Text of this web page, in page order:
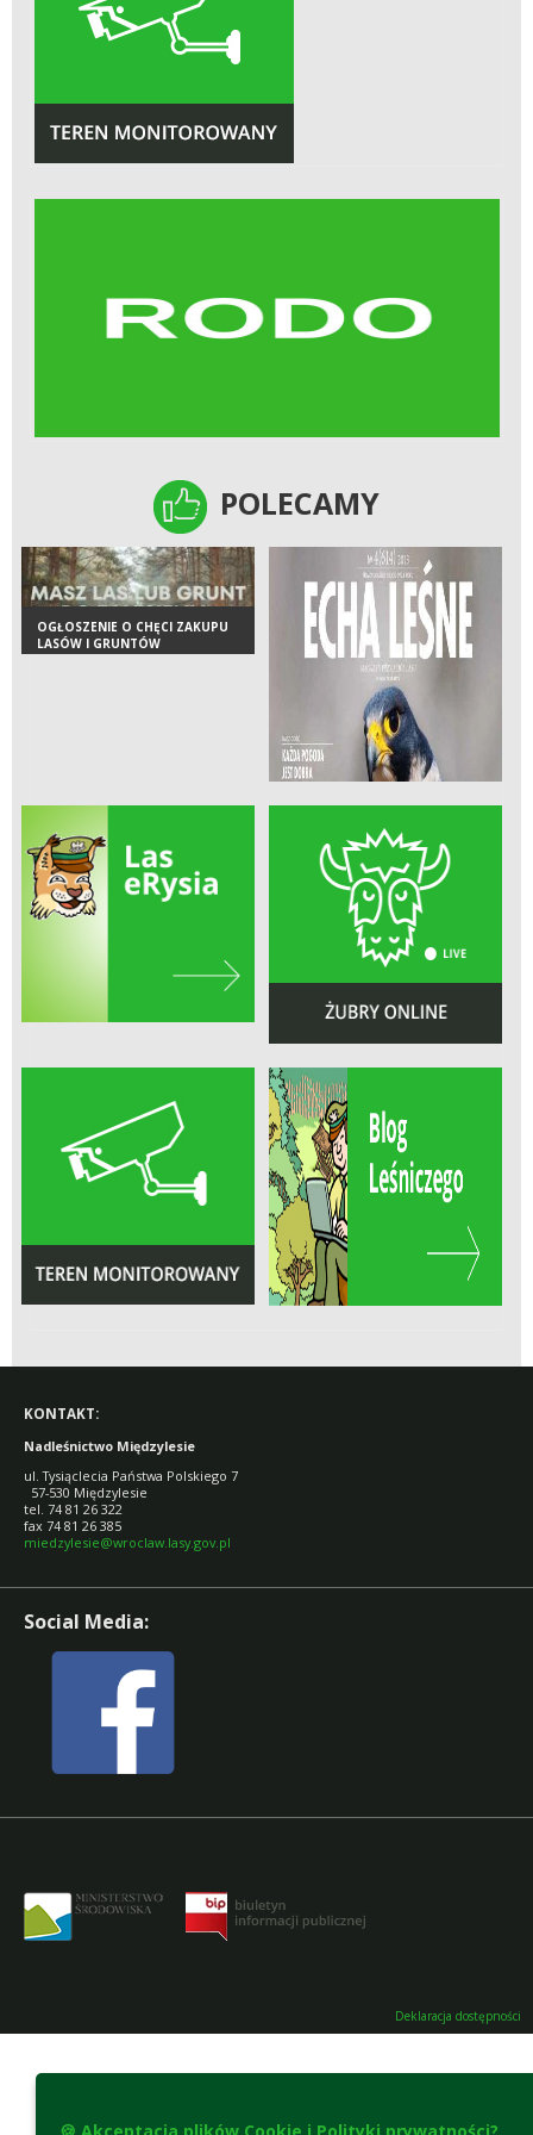
POLECAMY
POLECAMY
OGŁOSZENIE O CHĘCI ZAKUPU
LASÓW I GRUNTÓW
KONTAKT:
Nadleśnictwo Międzylesie
ul. Tysiąclecia Państwa Polskiego 7
57-530 Międzylesie
tel. 74 81 26 322
fax 74 81 26 385
miedzylesie@wroclaw.lasy.gov.pl
Social Media:
Deklaracja dostępności